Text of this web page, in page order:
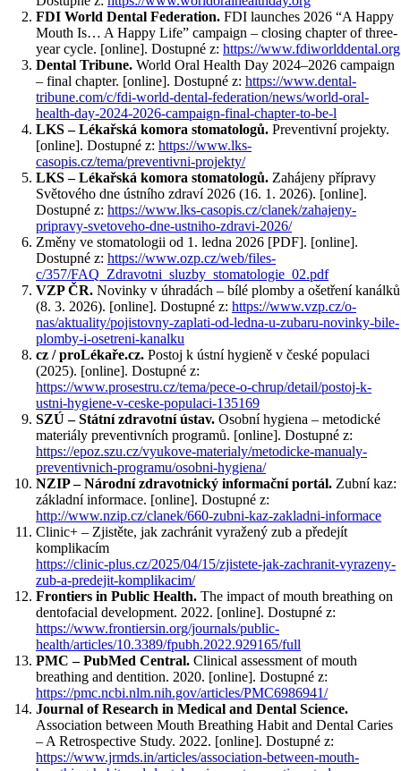
FDI World Dental Federation. FDI launches 2026 “A Happy
Mouth Is… A Happy Life” campaign – closing chapter of three-
year cycle. [online]. Dostupné z: https://www.fdiworlddental.org
Dental Tribune. World Oral Health Day 2024–2026 campaign
– final chapter. [online]. Dostupné z: https://www.dental-
tribune.com/c/fdi-world-dental-federation/news/world-oral-
health-day-2024-2026-campaign-final-chapter-to-be-l
LKS – Lékařská komora stomatologů. Preventivní projekty.
[online]. Dostupné z: https://www.lks-
casopis.cz/tema/preventivni-projekty/
LKS – Lékařská komora stomatologů. Zahájeny přípravy
Světového dne ústního zdraví 2026 (16. 1. 2026). [online].
Dostupné z: https://www.lks-casopis.cz/clanek/zahajeny-
pripravy-svetoveho-dne-ustniho-zdravi-2026/
Změny ve stomatologii od 1. ledna 2026 [PDF]. [online].
Dostupné z: https://www.ozp.cz/web/files-
c/357/FAQ_Zdravotni_sluzby_stomatologie_02.pdf
VZP ČR. Novinky v úhradách – bílé plomby a ošetření kanálků
(8. 3. 2026). [online]. Dostupné z: https://www.vzp.cz/o-
nas/aktuality/pojistovny-zaplati-od-ledna-u-zubaru-novinky-bile-
plomby-i-osetreni-kanalku
cz / proLékaře.cz. Postoj k ústní hygieně v české populaci
(2025). [online]. Dostupné z:
https://www.prosestru.cz/tema/pece-o-chrup/detail/postoj-k-
ustni-hygiene-v-ceske-populaci-135169
SZÚ – Státní zdravotní ústav. Osobní hygiena – metodické
materiály preventivních programů. [online]. Dostupné z:
https://epoz.szu.cz/vyukove-materialy/metodicke-manualy-
preventivnich-programu/osobni-hygiena/
NZIP – Národní zdravotnický informační portál. Zubní kaz:
základní informace. [online]. Dostupné z:
http://www.nzip.cz/clanek/660-zubni-kaz-zakladni-informace
Clinic+ – Zjistěte, jak zachránit vyražený zub a předejít
komplikacím
https://clinic-plus.cz/2025/04/15/zjistete-jak-zachranit-vyrazeny-
zub-a-predejit-komplikacim/
Frontiers in Public Health. The impact of mouth breathing on
dentofacial development. 2022. [online]. Dostupné z:
https://www.frontiersin.org/journals/public-
health/articles/10.3389/fpubh.2022.929165/full
PMC – PubMed Central. Clinical assessment of mouth
breathing and dentition. 2020. [online]. Dostupné z:
https://pmc.ncbi.nlm.nih.gov/articles/PMC6986941/
Journal of Research in Medical and Dental Science.
Association between Mouth Breathing Habit and Dental Caries
– A Retrospective Study. 2022. [online]. Dostupné z:
https://www.jrmds.in/articles/association-between-mouth-